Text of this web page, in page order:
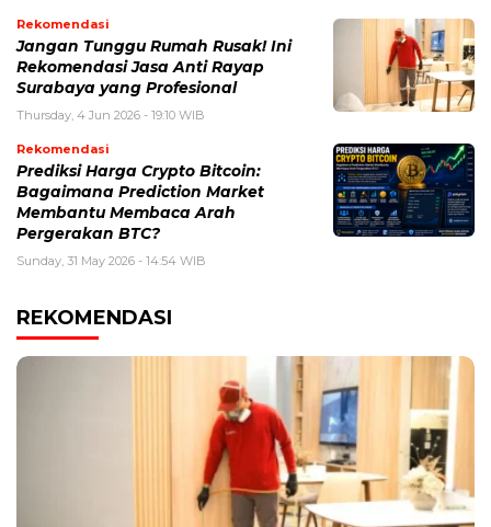
Rekomendasi
Jangan Tunggu Rumah Rusak! Ini
Rekomendasi Jasa Anti Rayap
Surabaya yang Profesional
Thursday, 4 Jun 2026 - 19:10 WIB
Rekomendasi
Prediksi Harga Crypto Bitcoin:
Bagaimana Prediction Market
Membantu Membaca Arah
Pergerakan BTC?
Sunday, 31 May 2026 - 14:54 WIB
REKOMENDASI